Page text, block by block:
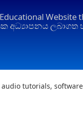
Website
අධ්‍යාපනය
tutorials,